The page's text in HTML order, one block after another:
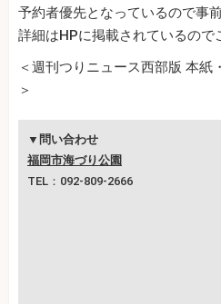
予約者優先となっているので事
詳細はHPに掲載されているので
＜週刊つりニュース西部版 本紙
＞
▼問い合わせ
福岡市海づり公園
TEL：092-809-2666